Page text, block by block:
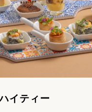
イティー